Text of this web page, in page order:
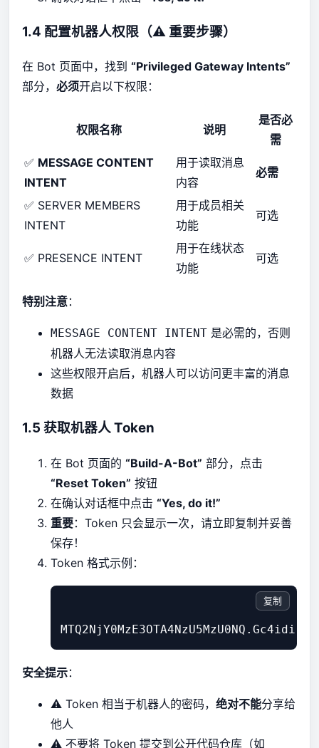
1.4 配置机器人权限（⚠️ 重要步骤）
在 Bot 页面中，找到 “Privileged Gateway Intents”
部分， 必须开启以下权限：
权限名称 说明
是否必
需
✅ MESSAGE CONTENT
INTENT
用于读取消息
内容
必需
✅ SERVER MEMBERS
INTENT
用于成员相关
功能
可选
✅ PRESENCE INTENT
用于在线状态
功能
可选
特别注意：
MESSAGE CONTENT INTENT 是必需的，否则
机器人无法读取消息内容
这些权限开启后，机器人可以访问更丰富的消息
数据
1.5 获取机器人 Token
在 Bot 页面的 “Build-A-Bot” 部分，点击
“Reset Token” 按钮
在确认对话框中点击 “Yes, do it!”
重要：Token 只会显示一次，请立即复制并妥善
保存！
Token 格式示例：
复制
安全提示：
⚠️ Token 相当于机器人的密码， 绝对不能分享给
他人
⚠️ 不要将 Token 提交到公开代码仓库（如